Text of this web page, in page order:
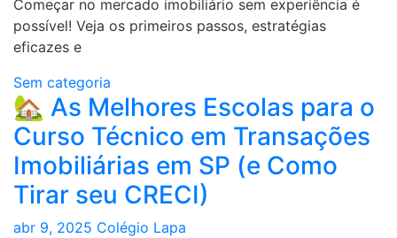
Ainda
TTI​
Começar no mercado imobiliário sem experiência é
possível! Veja os primeiros passos, estratégias
eficazes e
Sem categoria
🏡 As Melhores Escolas para o
Curso Técnico em Transações
Imobiliárias em SP (e Como
Tirar seu CRECI)
abr 9, 2025 Colégio Lapa